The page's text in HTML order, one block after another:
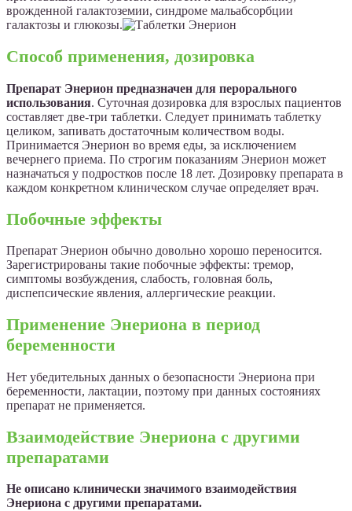
врожденной галактоземии, синдроме мальабсорбции
галактозы и глюкозы.
Способ применения, дозировка
Препарат Энерион предназначен для перорального
использования. Суточная дозировка для взрослых пациентов
составляет две-три таблетки. Следует принимать таблетку
целиком, запивать достаточным количеством воды.
Принимается Энерион во время еды, за исключением
вечернего приема. По строгим показаниям Энерион может
назначаться у подростков после 18 лет. Дозировку препарата в
каждом конкретном клиническом случае определяет врач.
Побочные эффекты
Препарат Энерион обычно довольно хорошо переносится.
Зарегистрированы такие побочные эффекты: тремор,
симптомы возбуждения, слабость, головная боль,
диспепсические явления, аллергические реакции.
Применение Энериона в период
беременности
Нет убедительных данных о безопасности Энериона при
беременности, лактации, поэтому при данных состояниях
препарат не применяется.
Взаимодействие Энериона с другими
препаратами
Не описано клинически значимого взаимодействия
Энериона с другими препаратами.